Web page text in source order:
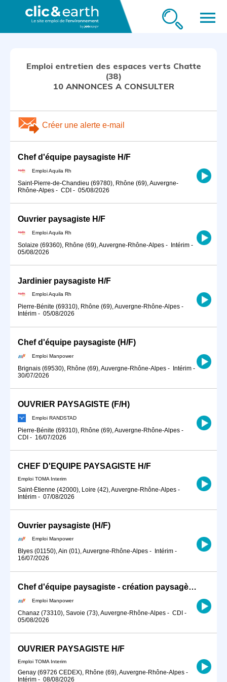
menu
Emploi entretien des espaces verts Chatte
(38)
10 ANNONCES A CONSULTER
Créer une alerte e-mail
Chef d'équipe paysagiste H/F
Emploi Aquila Rh
Saint-Pierre-de-Chandieu (69780), Rhône (69), Auvergne-
Rhône-Alpes - CDI - 05/08/2026
Ouvrier paysagiste H/F
Emploi Aquila Rh
Solaize (69360), Rhône (69), Auvergne-Rhône-Alpes - Intérim -
05/08/2026
Jardinier paysagiste H/F
Emploi Aquila Rh
Pierre-Bénite (69310), Rhône (69), Auvergne-Rhône-Alpes -
Intérim - 05/08/2026
Chef d'équipe paysagiste (H/F)
Emploi Manpower
Brignais (69530), Rhône (69), Auvergne-Rhône-Alpes - Intérim -
30/07/2026
OUVRIER PAYSAGISTE (F/H)
Emploi RANDSTAD
Pierre-Bénite (69310), Rhône (69), Auvergne-Rhône-Alpes -
CDI - 16/07/2026
CHEF D'EQUIPE PAYSAGISTE H/F
Emploi TOMA Interim
Saint-Étienne (42000), Loire (42), Auvergne-Rhône-Alpes -
Intérim - 07/08/2026
Ouvrier paysagiste (H/F)
Emploi Manpower
Blyes (01150), Ain (01), Auvergne-Rhône-Alpes - Intérim -
16/07/2026
Chef d'équipe paysagiste - création paysagère (H/F)
Emploi Manpower
Chanaz (73310), Savoie (73), Auvergne-Rhône-Alpes - CDI -
05/08/2026
OUVRIER PAYSAGISTE H/F
Emploi TOMA Interim
Genay (69726 CEDEX), Rhône (69), Auvergne-Rhône-Alpes -
Intérim - 08/08/2026